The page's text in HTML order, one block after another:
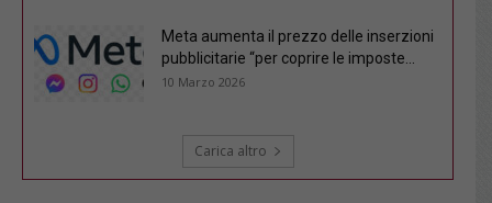
Meta aumenta il prezzo delle inserzioni
pubblicitarie “per coprire le imposte...
10 Marzo 2026
Carica altro